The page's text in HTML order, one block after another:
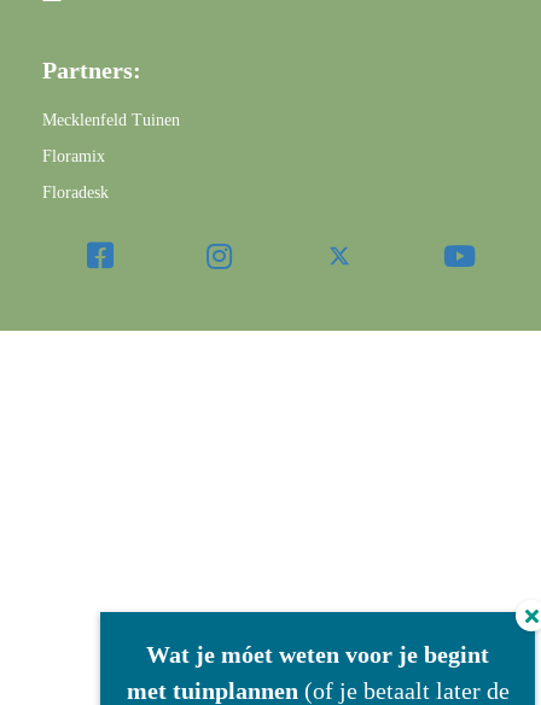
Partners:
Mecklenfeld Tuinen
Floramix
Floradesk
Wat je móet weten voor je begint
met tuinplannen (of je betaalt later de